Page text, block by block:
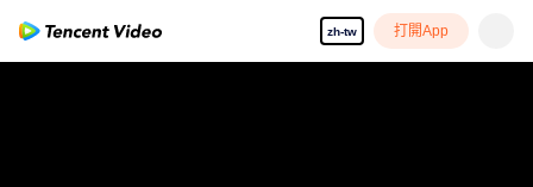
zh-tw 打開App